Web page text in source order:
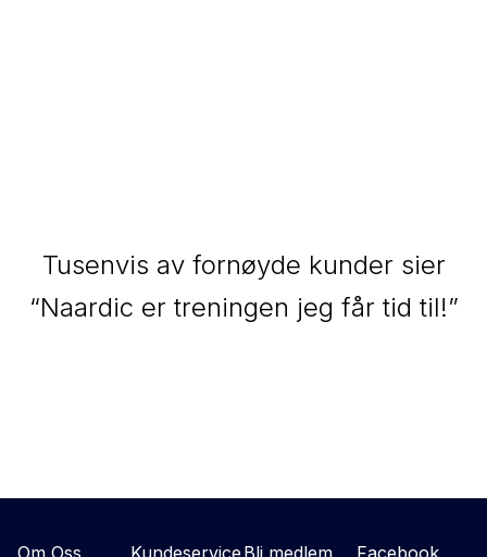
Tusenvis av fornøyde kunder sier
“Naardic er treningen jeg får tid til!”